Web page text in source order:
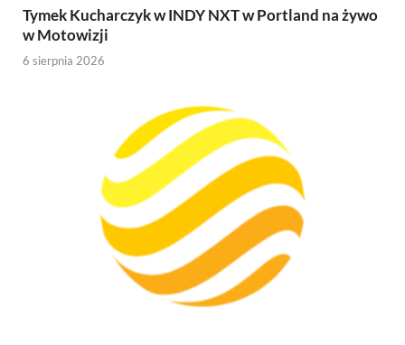
Tymek Kucharczyk w INDY NXT w Portland na żywo
w Motowizji
6 sierpnia 2026